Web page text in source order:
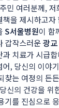
민 여러분께,
을 제시하고
S서울병원이 함
갑작스러운광
치료가 시급
, 당신의 이야
찾는 여정의 든
신의 건강을 위
기를 진심으로